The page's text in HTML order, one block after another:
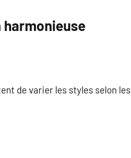
de varier les styles selon les